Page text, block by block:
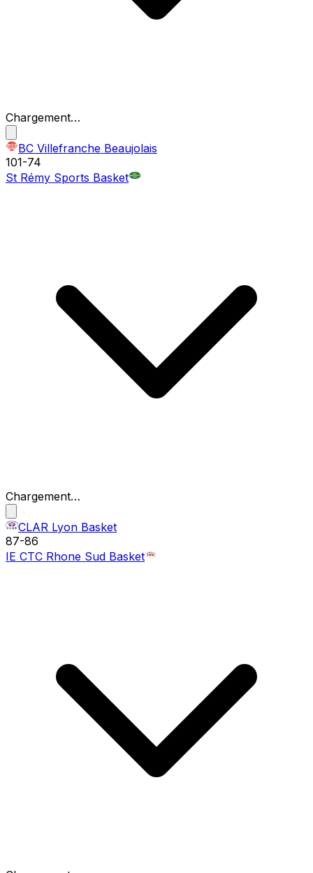
Chargement…
BC Villefranche Beaujolais
101-74
St Rémy Sports Basket
Chargement…
CLAR Lyon Basket
87-86
IE CTC Rhone Sud Basket